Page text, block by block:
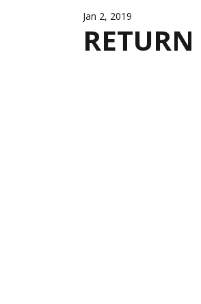
Sculpting Bangles
Jan 2, 2019